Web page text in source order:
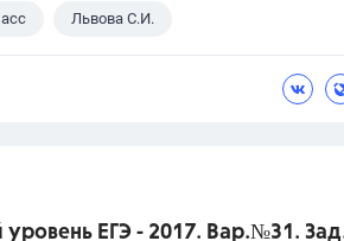
Львова С.И.
ЕГЭ - 2017. Вар.№31.